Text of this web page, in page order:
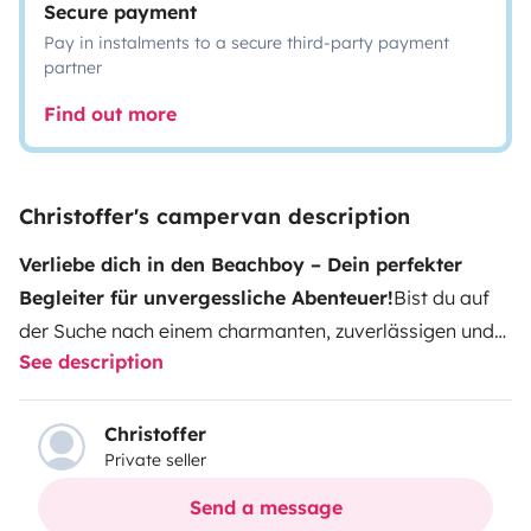
Secure payment
Pay in instalments to a secure third-party payment
partner
Find out more
Christoffer's campervan description
Verliebe dich in den Beachboy – Dein perfekter
Begleiter für unvergessliche Abenteuer!Bist du auf
der Suche nach einem charmanten, zuverlässigen und
gut gepflegten Camper für deine nächste Reise? Dann
lerneBeachboy, meinen geliebten VW T5, kennen!
Dieser kleine Charmeur wartet nur darauf, mit dir die
schönsten Orte zu entdecken.
Beachboy so besonders?
See description
Christoffer
Private seller
Send a message